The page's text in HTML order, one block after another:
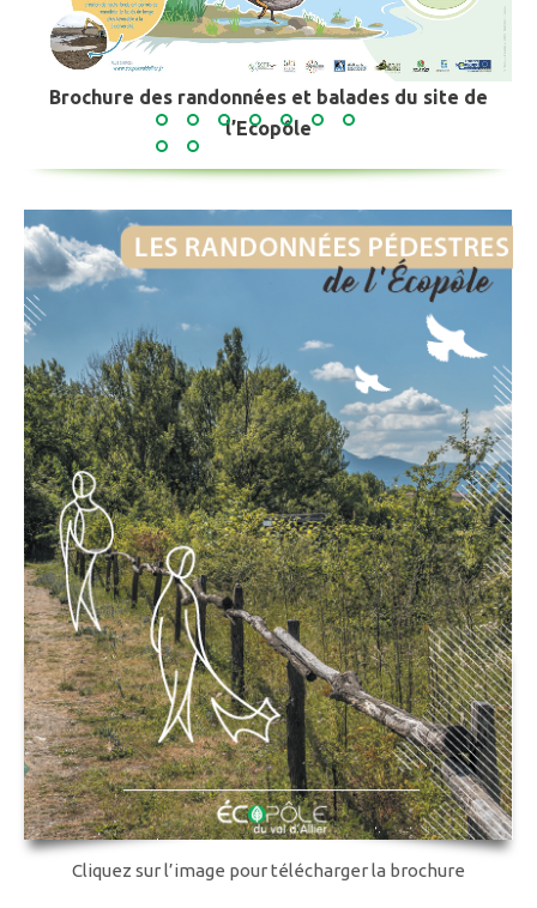
Brochure des randonnées et balades du site de
l’Ecopôle
Cliquez sur l’image pour télécharger la brochure